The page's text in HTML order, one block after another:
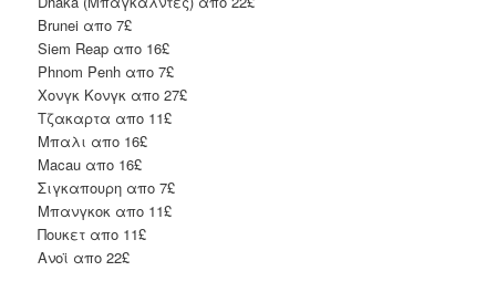
Brunei απο 7£
Siem Reap απο 16£
Phnom Penh απο 7£
Χονγκ Κονγκ απο 27£
Τζακαρτα απο 11£
Μπαλι απο 16£
Macau απο 16£
Σιγκαπουρη απο 7£
Μπανγκοκ απο 11£
Πουκετ απο 11£
Ανοϊ απο 22£